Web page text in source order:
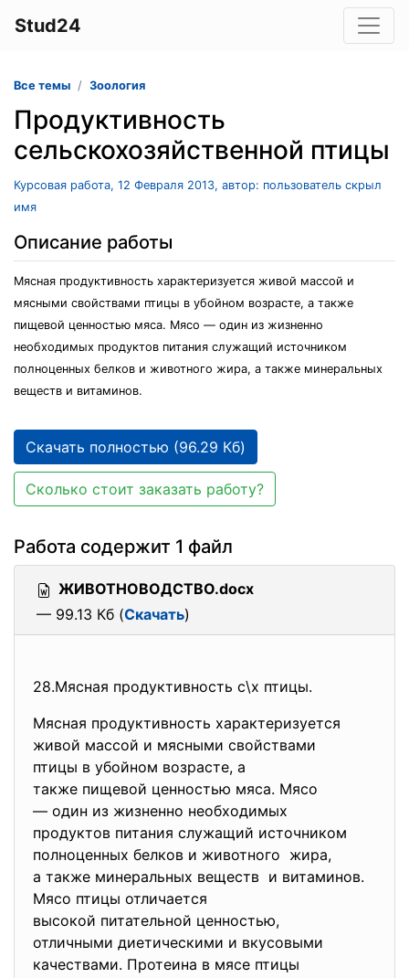
Stud24
Все темы Зоология
Продуктивность
сельскохозяйственной птицы
Курсовая работа, 12 Февраля 2013, автор: пользователь скрыл
имя
Описание работы
Мясная продуктивность характеризуется живой массой и
мясными свойствами птицы в убойном возрасте, а также
пищевой ценностью мяса. Мясо — один из жизненно
необходимых продуктов питания служащий источником
полноценных белков и животного жира, а также минеральных
веществ и витаминов.
Скачать полностью (96.29 Кб)
Сколько стоит заказать работу?
Работа содержит 1 файл
ЖИВОТНОВОДСТВО.docx
— 99.13 Кб (Скачать)
28.Мясная продуктивность с\х птицы.
Мясная продуктивность характеризуется
живой массой и мясными свойствами
птицы в убойном возрасте, а
также пищевой ценностью мяса. Мясо
— один из жизненно необходимых
продуктов питания служащий источником
полноценных белков и животного жира,
а также минеральных веществ и витаминов.
Мясо птицы отличается
высокой питательной ценностью,
отличными диетическими и вкусовыми
качествами. Протеина в мясе птицы